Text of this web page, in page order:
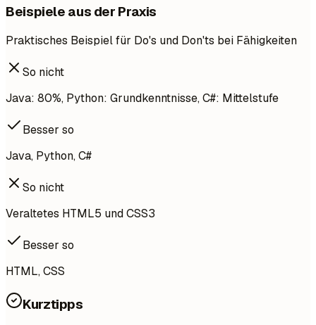
Beispiele aus der Praxis
Praktisches Beispiel für Do's und Don'ts bei Fähigkeiten
So nicht
Java: 80%, Python: Grundkenntnisse, C#: Mittelstufe
Besser so
Java, Python, C#
So nicht
Veraltetes HTML5 und CSS3
Besser so
HTML, CSS
Kurztipps